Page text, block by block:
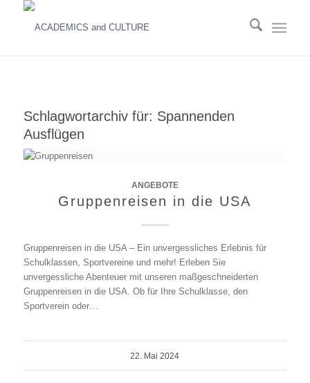
Schlagwortarchiv für: Spannenden
Ausflügen
ANGEBOTE
Gruppenreisen in die USA
Gruppenreisen in die USA – Ein unvergessliches Erlebnis für
Schulklassen, Sportvereine und mehr! Erleben Sie
unvergessliche Abenteuer mit unseren maßgeschneiderten
Gruppenreisen in die USA. Ob für Ihre Schulklasse, den
Sportverein oder…
22. Mai 2024